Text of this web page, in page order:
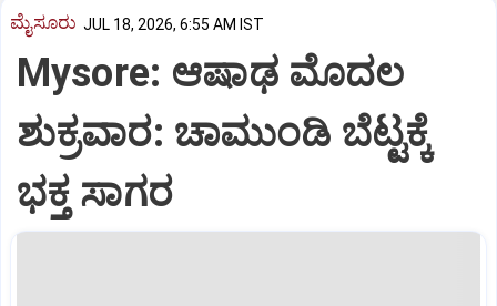
ಮೈಸೂರು JUL 18, 2026, 6:55 AM IST
Mysore: ಆಷಾಢ ಮೊದಲ
ಶುಕ್ರವಾರ: ಚಾಮುಂಡಿ ಬೆಟ್ಟಕ್ಕೆ
ಭಕ್ತ ಸಾಗರ